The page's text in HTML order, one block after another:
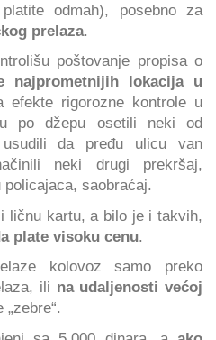
odmah), posebno za
prelaza.
poštovanje propisa o
najprometnijih lokacija u
efekte rigorozne kontrole u
po džepu osetili neki od
da pređu ulicu van
neki drugi prekršaj,
saobraćaj.
ličnu kartu, a bilo je i takvih,
plate visoku cenu.
kolovoz samo preko
ili na udaljenosti većoj
„zebre“.